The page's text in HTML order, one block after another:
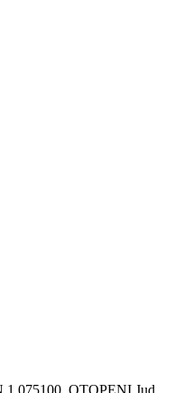
1 075100, OTOPENI Jud.